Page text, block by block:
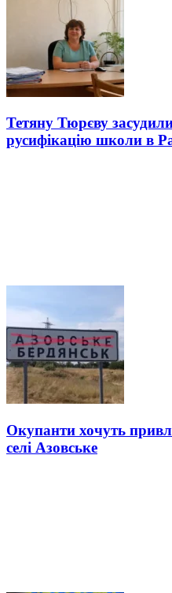
Тетяну Тюрєву
русифікацію школи в
Окупанти хочуть
селі Азовське